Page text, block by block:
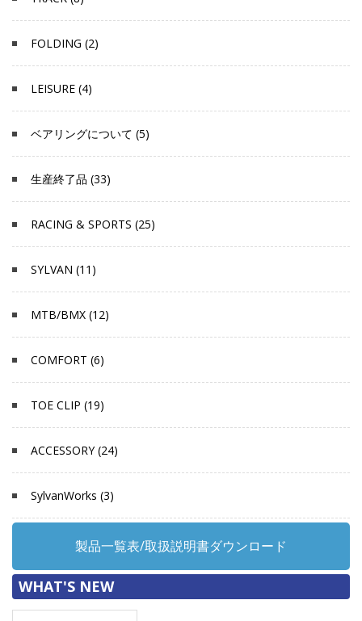
FOLDING (2)
LEISURE (4)
ベアリングについて (5)
生産終了品 (33)
RACING & SPORTS (25)
SYLVAN (11)
MTB/BMX (12)
COMFORT (6)
TOE CLIP (19)
ACCESSORY (24)
SylvanWorks (3)
製品一覧表/取扱説明書ダウンロード
WHAT'S NEW